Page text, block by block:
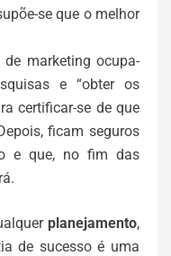
se que o melhor
marketing ocupa-
e “obter os
certificar-se de que
ficam seguros
e que, no fim das
planejamento,
de sucesso é uma